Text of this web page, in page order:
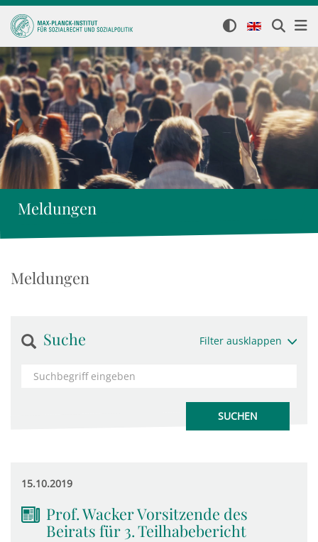
Meldungen
Meldungen
Suche Filter ausklappen
15.10.2019
Prof. Wacker Vorsitzende des
Beirats für 3. Teilhabebericht